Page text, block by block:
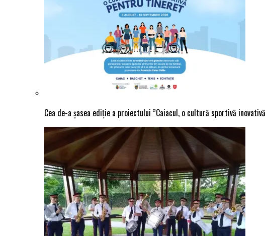
Cea de-a șasea ediție a proiectului ”Caiacul, o cultură sportivă